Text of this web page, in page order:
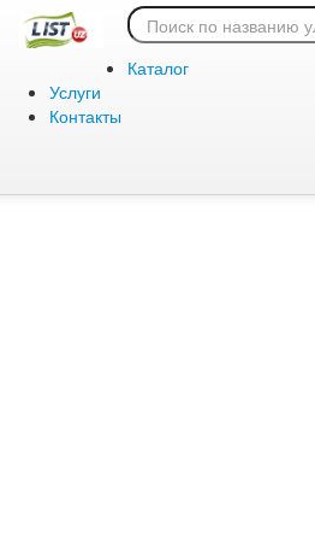
Каталог
Услуги
Контакты
Ошибка